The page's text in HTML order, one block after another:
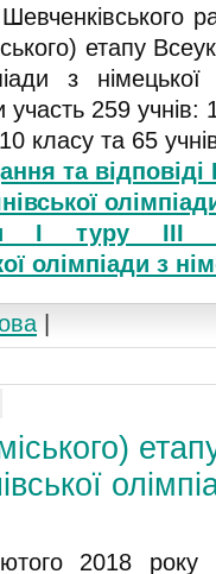
етапу
з
участь 259 учнів:
класу та 65
та відповіді
І туру ІІІ
олімпіади з
2018 року